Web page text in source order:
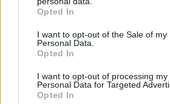
grant or deny consent to Google and
use your data for below specified
consent section.
Opted In
I want to opt-out of the Sale of my
Personal Data.
Opted In
I want to opt-out of processing my
Personal Data for Targeted
Opted In